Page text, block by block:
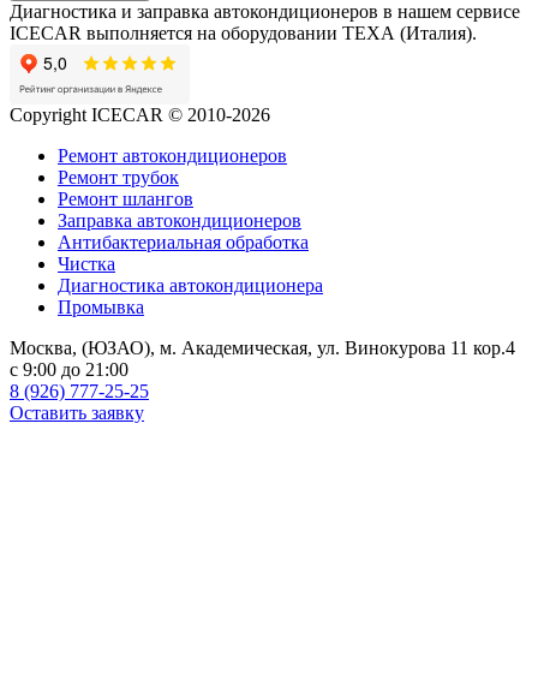
Диагностика и заправка автокондиционеров в нашем сервисе
ICECAR выполняется на оборудовании ТЕХА (Италия).
Copyright ICECAR © 2010-2026
Ремонт автокондиционеров
Ремонт трубок
Ремонт шлангов
Заправка автокондиционеров
Антибактериальная обработка
Чистка
Диагностика автокондиционера
Промывка
Москва, (ЮЗАО), м. Академическая, ул. Винокурова 11 кор.4
c 9:00 до 21:00
8 (926) 777-25-25
Оставить заявку